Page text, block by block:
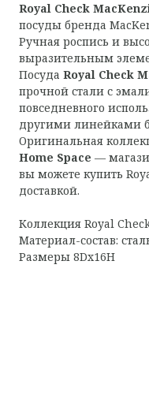
Royal Check
посуды бренда
Ручная роспись и
выразительным
Посуда Royal Check
прочной стали с
повседневного
другими линейками
Оригинальная
Home Space —
вы можете купить
доставкой.
Коллекция Royal
Материал-состав:
Размеры 8Dx16H